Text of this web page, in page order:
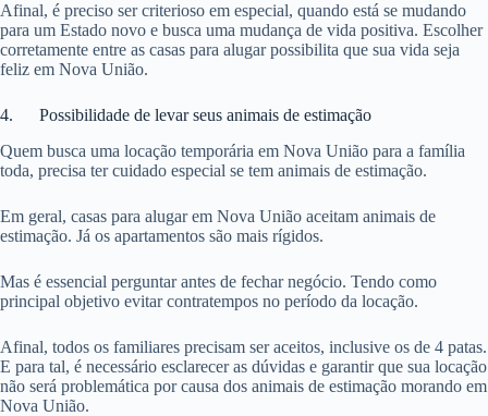
Afinal, é preciso ser criterioso em especial, quando está se mudando
para um Estado novo e busca uma mudança de vida positiva. Escolher
corretamente entre as casas para alugar possibilita que sua vida seja
feliz em Nova União.
4. Possibilidade de levar seus animais de estimação
Quem busca uma locação temporária em Nova União para a família
toda, precisa ter cuidado especial se tem animais de estimação.
Em geral, casas para alugar em Nova União aceitam animais de
estimação. Já os apartamentos são mais rígidos.
Mas é essencial perguntar antes de fechar negócio. Tendo como
principal objetivo evitar contratempos no período da locação.
Afinal, todos os familiares precisam ser aceitos, inclusive os de 4 patas.
E para tal, é necessário esclarecer as dúvidas e garantir que sua locação
não será problemática por causa dos animais de estimação morando em
Nova União.